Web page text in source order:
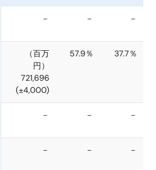
－ － －
（百万
円）
721,696
(±4,000)
57.9％ 37.7％
－ － －
－ － －